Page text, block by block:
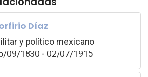
Díaz
y político mexicano
09/1830 - 02/07/1915